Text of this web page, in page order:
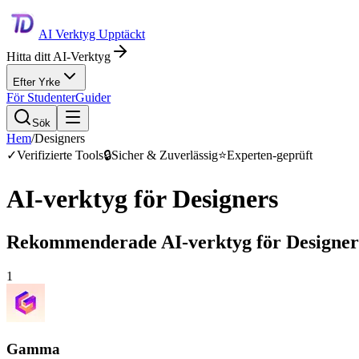
AI Verktyg Upptäckt
Hitta ditt AI-Verktyg
Efter Yrke
För StudenterGuider
Sök
Hem/Designers
✓Verifizierte Tools🔒Sicher & Zuverlässig⭐Experten-geprüft
AI-verktyg förDesigners
Rekommenderade AI-verktyg för
1
Gamma